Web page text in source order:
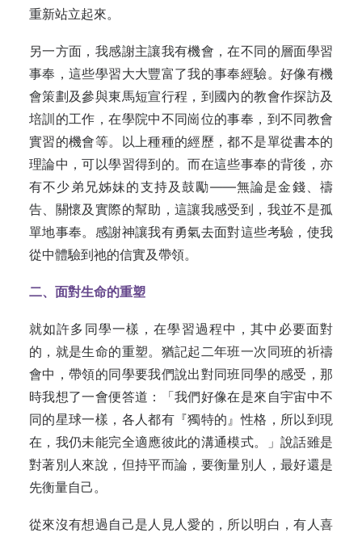
重新站立起來。
另一方面，我感謝主讓我有機會，在不同的層面學習
事奉，這些學習大大豐富了我的事奉經驗。好像有機
會策劃及參與東馬短宣行程，到國內的教會作探訪及
培訓的工作，在學院中不同崗位的事奉，到不同教會
實習的機會等。以上種種的經歷，都不是單從書本的
理論中，可以學習得到的。而在這些事奉的背後，亦
有不少弟兄姊妹的支持及鼓勵——無論是金錢、禱
告、關懷及實際的幫助，這讓我感受到，我並不是孤
單地事奉。感謝神讓我有勇氣去面對這些考驗，使我
從中體驗到祂的信實及帶領。
二、面對生命的重塑
就如許多同學一樣，在學習過程中，其中必要面對
的，就是生命的重塑。猶記起二年班一次同班的祈禱
會中，帶領的同學要我們說出對同班同學的感受，那
時我想了一會便答道：「我們好像在是來自宇宙中不
同的星球一樣，各人都有『獨特的』性格，所以到現
在，我仍未能完全適應彼此的溝通模式。」說話雖是
對著別人來說，但持平而論，要衡量別人，最好還是
先衡量自己。
從來沒有想過自己是人見人愛的，所以明白，有人喜